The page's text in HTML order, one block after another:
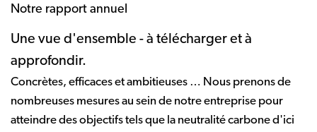
Notre rapport annuel
Une vue d'ensemble - à télécharger et à
approfondir.
Concrètes, efficaces et ambitieuses … Nous prenons de
nombreuses mesures au sein de notre entreprise pour
atteindre des objectifs tels que la neutralité carbone d'ici